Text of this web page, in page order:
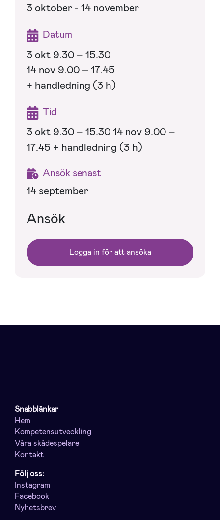
3 oktober - 14 november
Datum
3 okt 9.30 – 15.30
14 nov 9.00 – 17.45
+ handledning (3 h)
Tid
3 okt 9.30 – 15.30 14 nov 9.00 –
17.45 + handledning (3 h)
Ansök senast
14 september
Ansök
Logga in för att ansöka
Snabblänkar
Hem
Kompetensutveckling
Våra skådespelare
Kontakt
Följ oss:
Instagram
Facebook
Nyhetsbrev